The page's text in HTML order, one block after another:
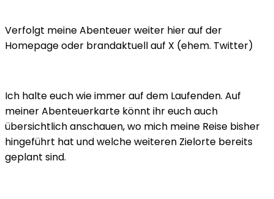
Verfolgt meine Abenteuer weiter hier auf der
Homepage oder brandaktuell auf X (ehem. Twitter)
Ich halte euch wie immer auf dem Laufenden. Auf
meiner Abenteuerkarte könnt ihr euch auch
übersichtlich anschauen, wo mich meine Reise bisher
hingeführt hat und welche weiteren Zielorte bereits
geplant sind.